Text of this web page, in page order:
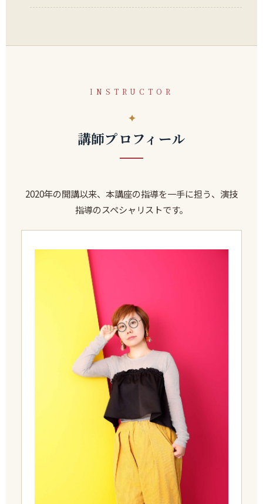
INSTRUCTOR
講師プロフィール
2020年の開講以来、本講座の指導を一手に担う、演技
指導のスペシャリストです。